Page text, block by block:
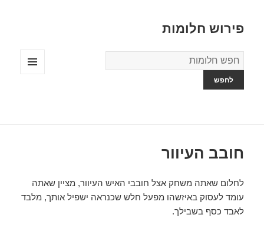
פירוש חלומות
מילון
החלומות
חובב העיוור
לחלום שאתה משחק אצל חובבי האיש העיוור, מציין שאתה
עומד לעסוק באיזשהו מפעל חלש שכנראה ישפיל אותך, מלבד
לאבד כסף בשבילך.